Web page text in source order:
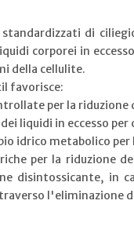
di
corporei in
della cellulite.
favorisce:
per la riduzione
liquidi in eccesso
idrico metabolico
per la riduzione
disintossicante, in
l'eliminazione